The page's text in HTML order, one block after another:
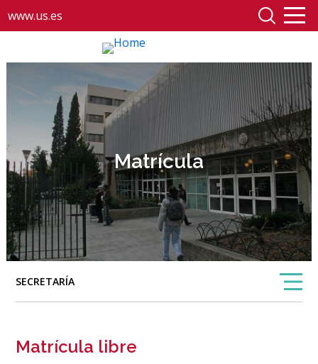
www.us.es
Matrícula
SECRETARÍA
Matrícula libre